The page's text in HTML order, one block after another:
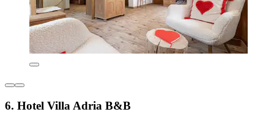
6. Hotel Villa Adria B&B